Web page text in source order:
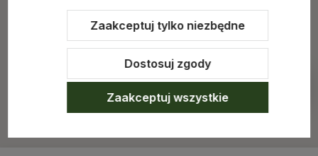
Sklep internetowy Shoper.pl Szablon Shoper Modern 3.0™
Zaakceptuj tylko niezbędne
Dostosuj zgody
Zaakceptuj wszystkie